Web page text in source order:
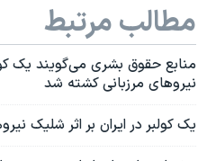
مطالب مرتبط
منابع حقوق بشری می‌گویند یک
نیروهای مرزبانی کشته شد
یک کولبر در ایران بر اثر شلیک